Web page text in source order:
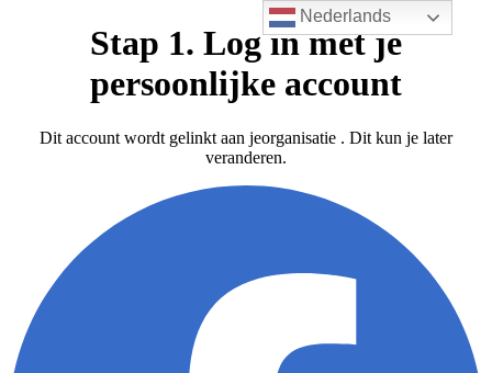
Nederlands
Stap 1. Log in met je
persoonlijke account
Dit account wordt gelinkt aan jeorganisatie . Dit kun je later
veranderen.